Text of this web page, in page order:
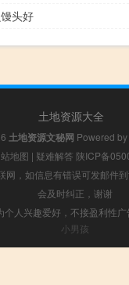
头好
土地资源大全
土地资源文秘网 Powered by
地图 | 疑难解答 陕ICP备
网，如信息有错误可发邮件
会及时纠正，谢谢
个人兴趣爱好，不接盈利性
小男孩